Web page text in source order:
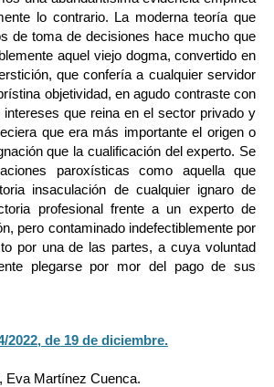
lo contrario. La moderna teoría que
de toma de decisiones hace mucho que
aquel viejo dogma, convertido en
que confería a cualquier servidor
objetividad, en agudo contraste con
que reina en el sector privado y
que era más importante el origen o
que la cualificación del experto. Se
paroxísticas como aquella que
insaculación de cualquier ignaro de
profesional frente a un experto de
pero contaminado indefectiblemente por
por una de las partes, a cuya voluntad
plegarse por mor del pago de sus
2022, de 19 de diciembre.
Eva Martínez Cuenca.